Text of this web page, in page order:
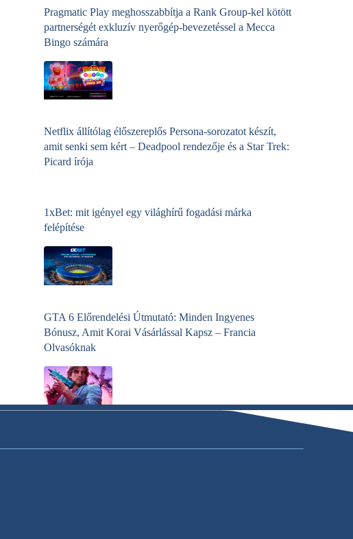
Pragmatic Play meghosszabbítja a Rank Group-kel kötött
partnerségét exkluzív nyerőgép-bevezetéssel a Mecca
Bingo számára
Netflix állítólag élőszereplős Persona-sorozatot készít,
amit senki sem kért – Deadpool rendezője és a Star Trek:
Picard írója
1xBet: mit igényel egy világhírű fogadási márka
felépítése
GTA 6 Előrendelési Útmutató: Minden Ingyenes
Bónusz, Amit Korai Vásárlással Kapsz – Francia
Olvasóknak